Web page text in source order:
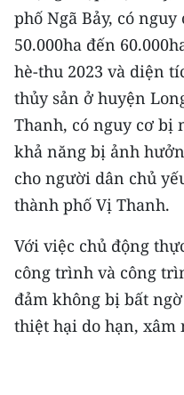
CÁC CHUYÊN TRANG
VỀ BÁO NHÂN DÂN
THỜI NAY
NHÂN DÂN CUỐI TUẦN
NHÂN DÂN HẰNG
MUA BÁO
ĐỌC BÁO IN
ENGLISH
phố Ngã Bảy, có
50.000ha đến
hè-thu 2023 và diện
thủy sản ở huyện
Thanh, có nguy cơ bị
khả năng bị ảnh
cho người dân chủ
thành phố Vị Thanh.
Với việc chủ động
công trình và công
đảm không bị bất
thiệt hại do hạn, xâm